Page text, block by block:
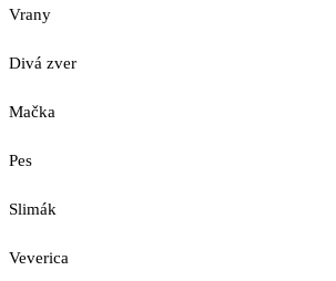
Vrany
Divá zver
Mačka
Pes
Slimák
Veverica